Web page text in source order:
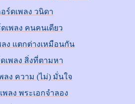
ร์ดเพลง วนิดา
เพลง คนคนเดียว
ลง แตกต่างเหมือนกัน
เพลง สิ่งที่ตามหา
ลง ความ (ไม่) มั่นใจ
พลง พระเอกจำลอง